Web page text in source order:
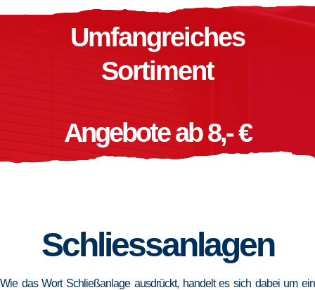
Umfangreiches
Sortiment
Angebote ab 8,- €
Schliessanlagen
Wie das Wort Schließanlage ausdrückt, handelt es sich dabei um ein